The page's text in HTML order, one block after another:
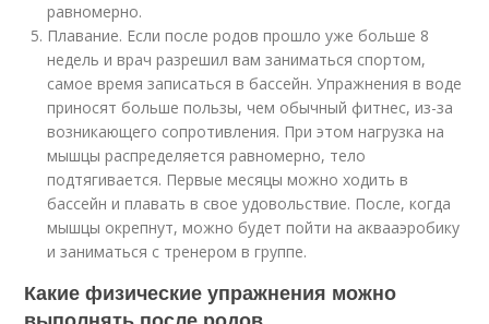
равномерно.
Плавание. Если после родов прошло уже больше 8
недель и врач разрешил вам заниматься спортом,
самое время записаться в бассейн. Упражнения в воде
приносят больше пользы, чем обычный фитнес, из-за
возникающего сопротивления. При этом нагрузка на
мышцы распределяется равномерно, тело
подтягивается. Первые месяцы можно ходить в
бассейн и плавать в свое удовольствие. После, когда
мышцы окрепнут, можно будет пойти на аквааэробику
и заниматься с тренером в группе.
Какие физические упражнения можно